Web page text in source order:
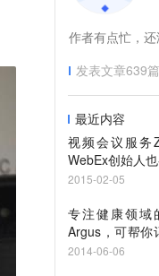
作者有点忙，
发表文章639篇
最近内容
视频会议服务
WebEx创始人
2015-02-05
专注健康领域
Argus，可帮你
方方面面
2014-06-06